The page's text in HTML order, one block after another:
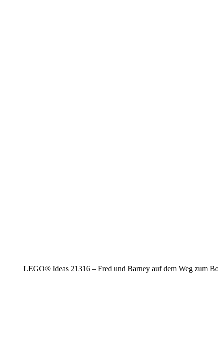
LEGO® Ideas 21316 – Fred und Barney auf dem Weg zum